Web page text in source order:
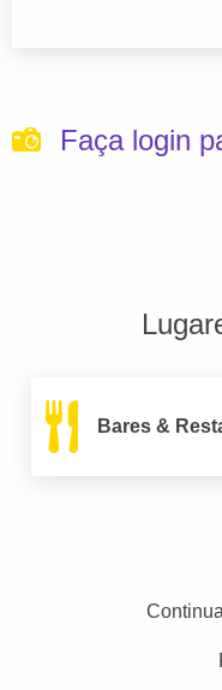
Faça login
Bares &